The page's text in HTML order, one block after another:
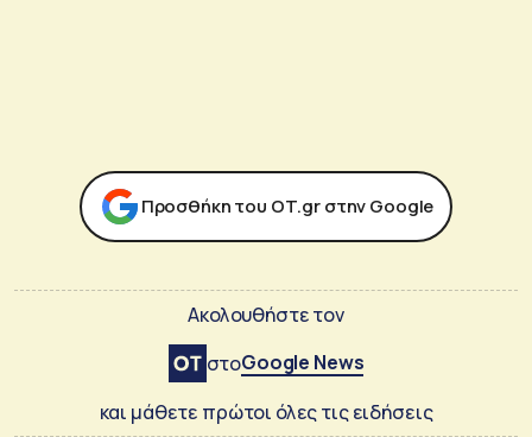
Προσθήκη του ΟΤ.gr στην Google
Ακολουθήστε τον
στοGoogle News
και μάθετε πρώτοι όλες τις ειδήσεις